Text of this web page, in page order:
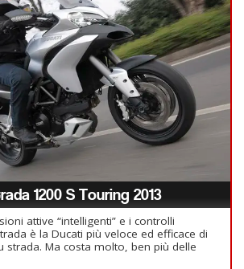
1200 S Touring 2013
attive “intelligenti” e i controlli
è la Ducati più veloce ed efficace di
strada. Ma costa molto, ben più delle